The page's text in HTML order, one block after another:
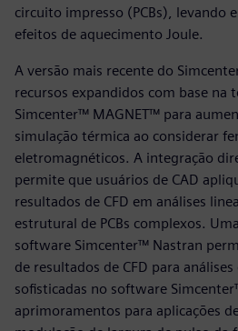
circuito impresso (PCBs), levando
efeitos de aquecimento Joule.
A versão mais recente do
recursos expandidos com base na
Simcenter™ MAGNET™ para
simulação térmica ao considerar
eletromagnéticos. A integração
permite que usuários de CAD
resultados de CFD em análises
estrutural de PCBs complexos.
software Simcenter™ Nastran
de resultados de CFD para
sofisticadas no software
aprimoramentos para aplicações